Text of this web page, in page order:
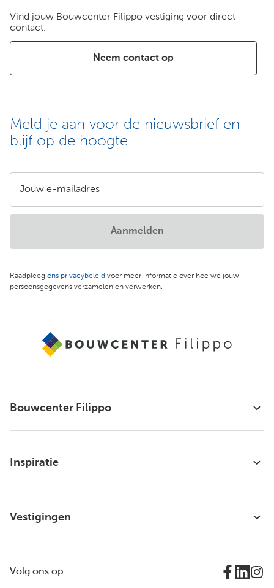
Vind jouw Bouwcenter Filippo vestiging voor direct
contact.
Neem contact op
Meld je aan voor de nieuwsbrief en
blijf op de hoogte
Jouw e-mailadres
Raadpleeg ons privacybeleid voor meer informatie over hoe we jouw
persoonsgegevens verzamelen en verwerken.
Aanmelden
Bouwcenter Filippo
Inspiratie
Vestigingen
Volg ons op